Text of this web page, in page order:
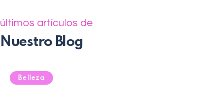
últimos artículos de
Nuestro Blog
Belleza